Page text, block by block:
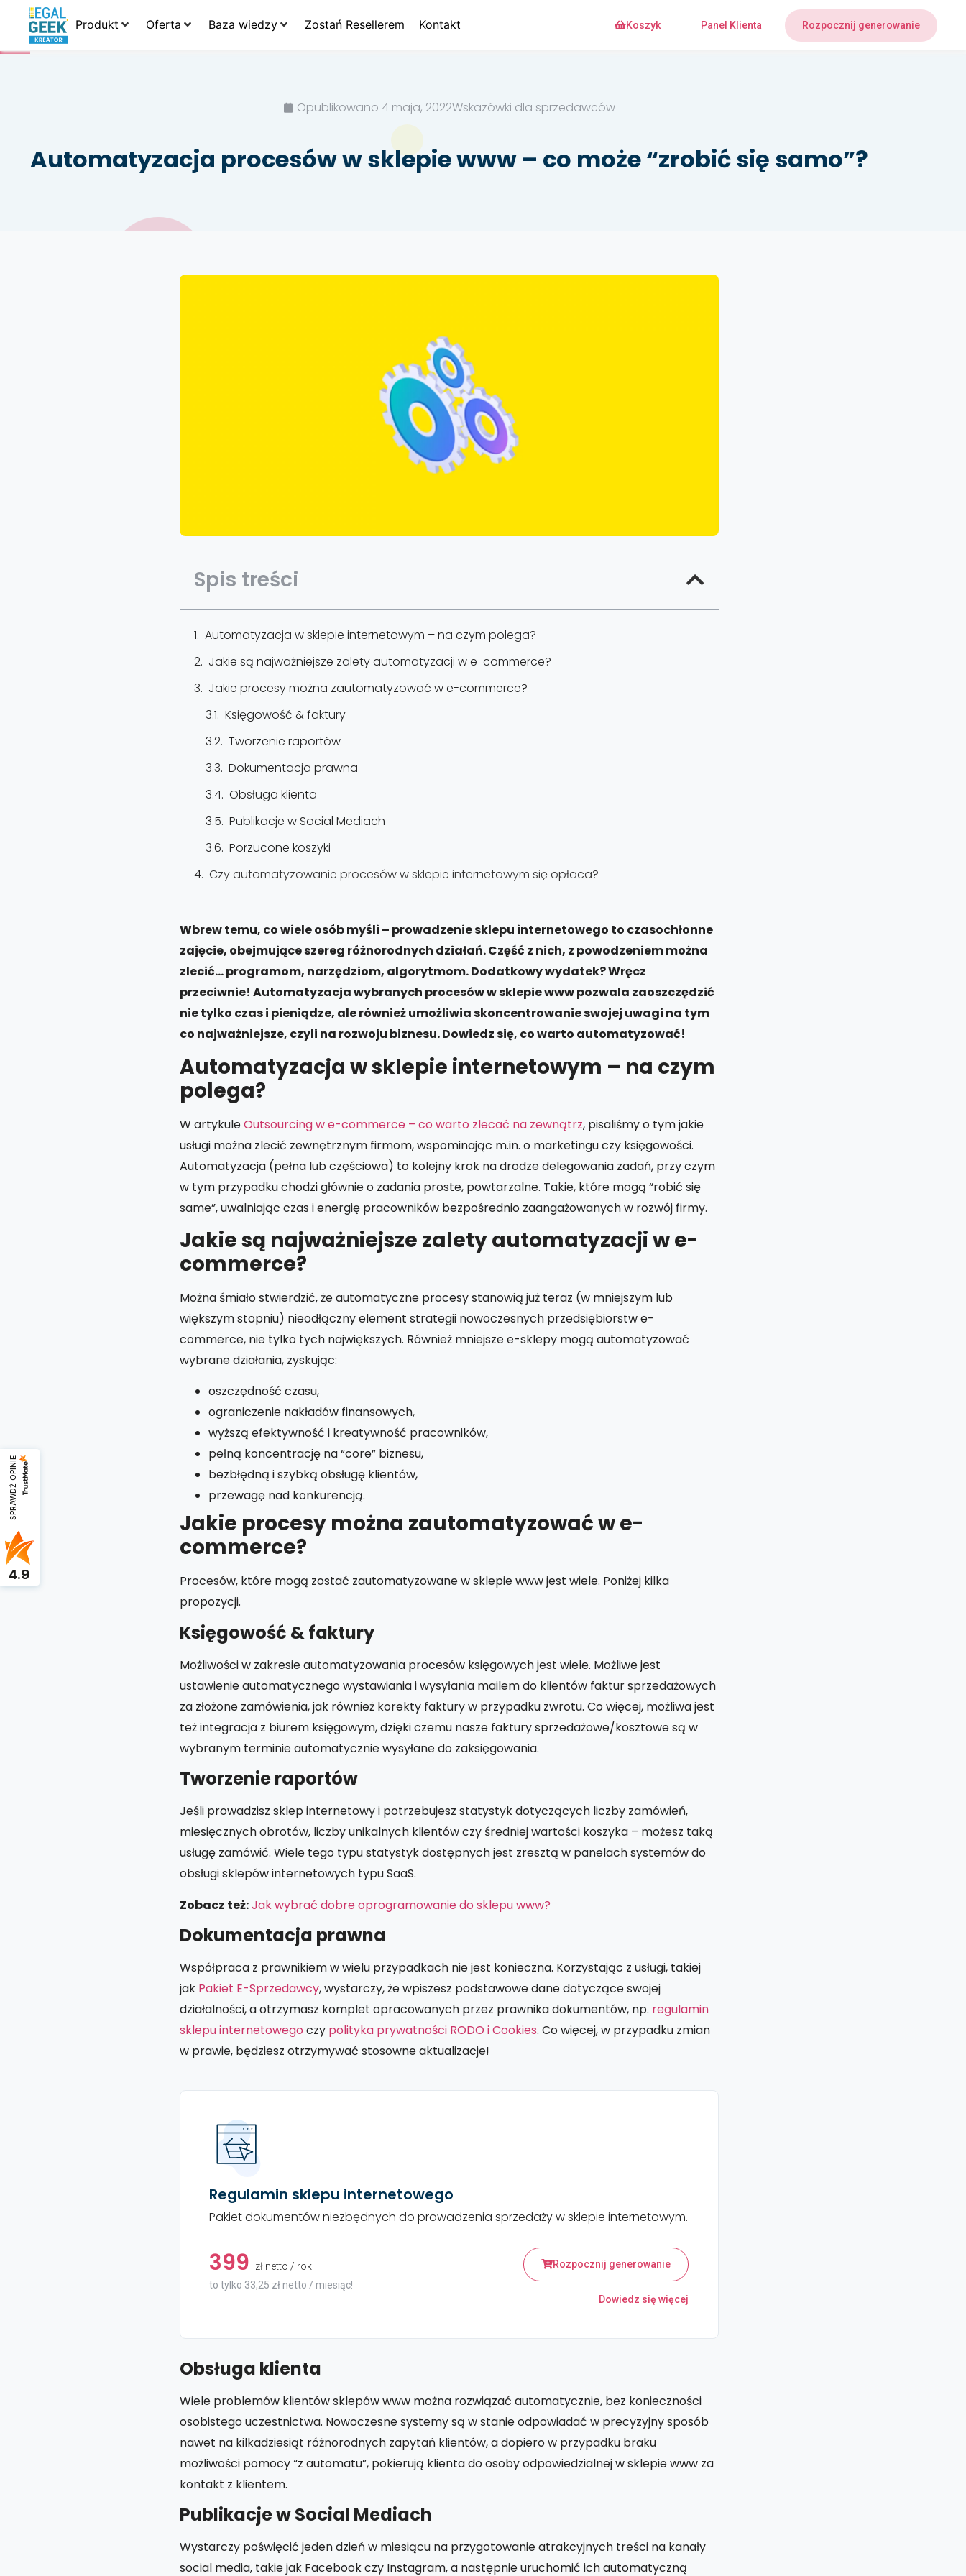
SPRAWDŹ OPINIE
4.9
Produkt Oferta Baza wiedzy Zostań Resellerem Kontakt Koszyk Panel Klienta Rozpocznij generowanie
Opublikowano 4 maja, 2022Wskazówki dla sprzedawców
Automatyzacja procesów w sklepie www – co może “zrobić się samo”?
Spis treści
Automatyzacja w sklepie internetowym – na czym polega?
Jakie są najważniejsze zalety automatyzacji w e-commerce?
Jakie procesy można zautomatyzować w e-commerce?
Księgowość & faktury
Tworzenie raportów
Dokumentacja prawna
Obsługa klienta
Publikacje w Social Mediach
Porzucone koszyki
Czy automatyzowanie procesów w sklepie internetowym się opłaca?
Wbrew temu, co wiele osób myśli – prowadzenie sklepu internetowego to czasochłonne
zajęcie, obejmujące szereg różnorodnych działań. Część z nich, z powodzeniem można
zlecić… programom, narzędziom, algorytmom. Dodatkowy wydatek? Wręcz
przeciwnie! Automatyzacja wybranych procesów w sklepie www pozwala zaoszczędzić
nie tylko czas i pieniądze, ale również umożliwia skoncentrowanie swojej uwagi na tym
co najważniejsze, czyli na rozwoju biznesu. Dowiedz się, co warto automatyzować!
Automatyzacja w sklepie internetowym – na czym
polega?
W artykuleOutsourcing w e-commerce – co warto zlecać na zewnątrz, pisaliśmy o tym jakie
usługi można zlecić zewnętrznym firmom, wspominając m.in. o marketingu czy księgowości.
Automatyzacja (pełna lub częściowa) to kolejny krok na drodze delegowania zadań, przy czym
w tym przypadku chodzi głównie o zadania proste, powtarzalne. Takie, które mogą “robić się
same”, uwalniając czas i energię pracowników bezpośrednio zaangażowanych w rozwój firmy.
Jakie są najważniejsze zalety automatyzacji w e-
commerce?
Można śmiało stwierdzić, że automatyczne procesy stanowią już teraz (w mniejszym lub
większym stopniu) nieodłączny element strategii nowoczesnych przedsiębiorstw e-
commerce, nie tylko tych największych. Również mniejsze e-sklepy mogą automatyzować
wybrane działania, zyskując:
oszczędność czasu,
ograniczenie nakładów finansowych,
wyższą efektywność i kreatywność pracowników,
pełną koncentrację na “core” biznesu,
bezbłędną i szybką obsługę klientów,
przewagę nad konkurencją.
Jakie procesy można zautomatyzować w e-
commerce?
Procesów, które mogą zostać zautomatyzowane w sklepie www jest wiele. Poniżej kilka
propozycji.
Księgowość & faktury
Możliwości w zakresie automatyzowania procesów księgowych jest wiele. Możliwe jest
ustawienie automatycznego wystawiania i wysyłania mailem do klientów faktur sprzedażowych
za złożone zamówienia, jak również korekty faktury w przypadku zwrotu. Co więcej, możliwa jest
też integracja z biurem księgowym, dzięki czemu nasze faktury sprzedażowe/kosztowe są w
wybranym terminie automatycznie wysyłane do zaksięgowania.
Tworzenie raportów
Jeśli prowadzisz sklep internetowy i potrzebujesz statystyk dotyczących liczby zamówień,
miesięcznych obrotów, liczby unikalnych klientów czy średniej wartości koszyka – możesz taką
usługę zamówić. Wiele tego typu statystyk dostępnych jest zresztą w panelach systemów do
obsługi sklepów internetowych typu SaaS.
Zobacz też:Jak wybrać dobre oprogramowanie do sklepu www?
Dokumentacja prawna
Współpraca z prawnikiem w wielu przypadkach nie jest konieczna. Korzystając z usługi, takiej
jak Pakiet E-Sprzedawcy, wystarczy, że wpiszesz podstawowe dane dotyczące swojej
działalności, a otrzymasz komplet opracowanych przez prawnika dokumentów, np. regulamin
sklepu internetowego czy polityka prywatności RODO i Cookies. Co więcej, w przypadku zmian
w prawie, będziesz otrzymywać stosowne aktualizacje!
Regulamin sklepu internetowego
Pakiet dokumentów niezbędnych do prowadzenia sprzedaży w sklepie internetowym.
399
zł netto / rok
to tylko 33,25 zł netto / miesiąc!
Rozpocznij generowanie
Dowiedz się więcej
Obsługa klienta
Wiele problemów klientów sklepów www można rozwiązać automatycznie, bez konieczności
osobistego uczestnictwa. Nowoczesne systemy są w stanie odpowiadać w precyzyjny sposób
nawet na kilkadziesiąt różnorodnych zapytań klientów, a dopiero w przypadku braku
możliwości pomocy “z automatu”, pokierują klienta do osoby odpowiedzialnej w sklepie www za
kontakt z klientem.
Publikacje w Social Mediach
Wystarczy poświęcić jeden dzień w miesiącu na przygotowanie atrakcyjnych treści na kanały
social media, takie jak Facebook czy Instagram, a następnie uruchomić ich automatyczną